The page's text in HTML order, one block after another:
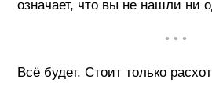
означает, что вы не нашли ни
• • •
Всё будет. Стоит только